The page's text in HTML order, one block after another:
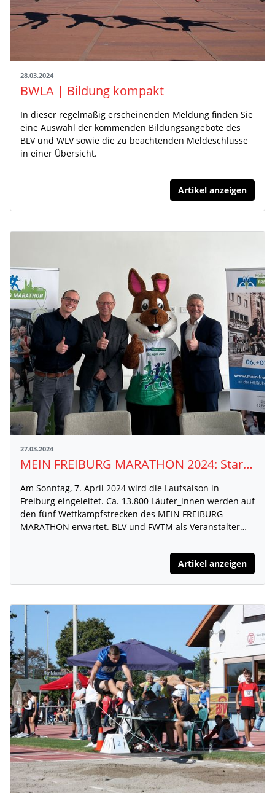
28.03.2024
BWLA | Bildung kompakt
In dieser regelmäßig erscheinenden Meldung finden Sie
eine Auswahl der kommenden Bildungsangebote des
BLV und WLV sowie die zu beachtenden Meldeschlüsse
in einer Übersicht.
Artikel anzeigen
27.03.2024
MEIN FREIBURG MARATHON 2024: Start in die Laufsaison am 7. April 2024
Am Sonntag, 7. April 2024 wird die Laufsaison in
Freiburg eingeleitet. Ca. 13.800 Läufer_innen werden auf
den fünf Wettkampfstrecken des MEIN FREIBURG
MARATHON erwartet. BLV und FWTM als Veranstalter…
Artikel anzeigen